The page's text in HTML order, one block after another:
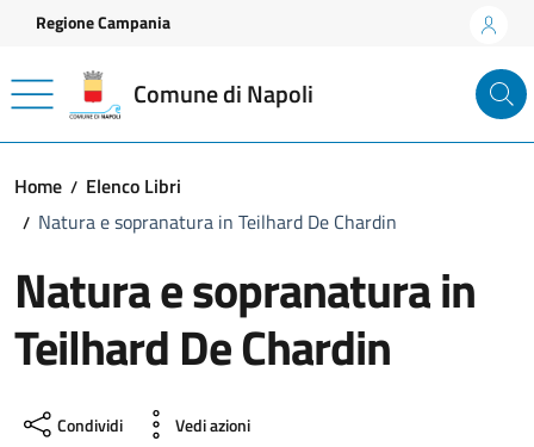
Vai ai contenuti
Vai al footer
Regione Campania
Comune di Napoli
Home
Elenco Libri
Natura e sopranatura in Teilhard De Chardin
Natura e sopranatura in
Teilhard De Chardin
Condividi Vedi azioni